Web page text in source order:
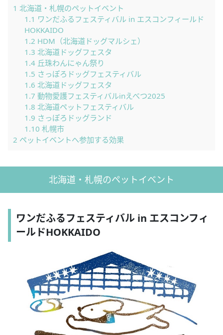
1 北海道・札幌のペットイベント
1.1 ワンだふるフェスティバル in エスコンフィールド
HOKKAIDO
1.2 HDM（北海道ドッグマルシェ）
1.3 北海道ドッグフェスタ
1.4丘珠わんにゃん祭り
1.5 さっぽろドッグフェスティバル
1.6 北海道ドッグフェスタ
1.7 動物愛護フェスティバルinえべつ2025
1.8 北海道ペットフェスティバル
1.9 さっぽろドッグランド
1.10 札幌市
2 ペットイベントへ参加する効果
北海道・札幌のペットイベント
ワンだふるフェスティバル in エスコンフィ
ールドHOKKAIDO